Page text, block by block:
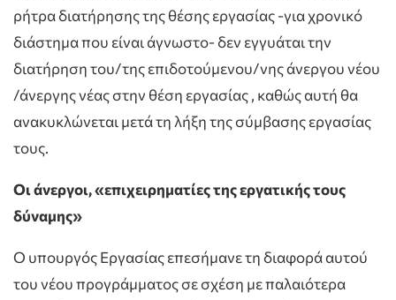
ρήτρα διατήρησης της θέσης εργασίας -για χρονικό
διάστημα που είναι άγνωστο- δεν εγγυάται την
διατήρηση του/της επιδοτούμενου/νης άνεργου νέου
/άνεργης νέας στην θέση εργασίας , καθώς αυτή θα
ανακυκλώνεται μετά τη λήξη της σύμβασης εργασίας
τους.
Οι άνεργοι, «επιχειρηματίες της εργατικής τους
δύναμης»
Ο υπουργός Εργασίας επεσήμανε τη διαφορά αυτού
του νέου προγράμματος σε σχέση με παλαιότερα